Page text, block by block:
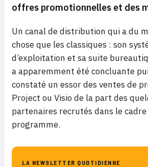
offres promotionnelles et des
Un canal de distribution qui a du
chose que les classiques : son
d’exploitation et sa suite
a apparemment été concluante
constaté un essor des ventes de
Project ou Visio de la part des
partenaires recrutés dans le cadre
programme.
LA NEWSLETTER QUOTIDIENNE